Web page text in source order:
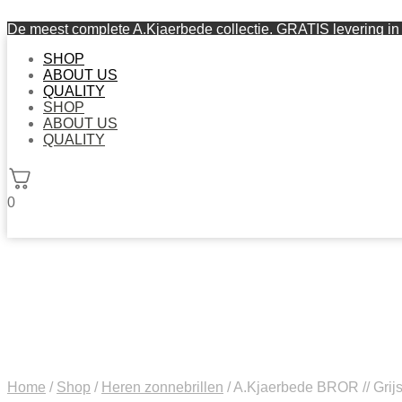
De meest complete A.Kjaerbede collectie. GRATIS levering
SHOP
ABOUT US
QUALITY
SHOP
ABOUT US
QUALITY
0
Home / Shop / Heren zonnebrillen /A.Kjaerbede BROR // Grijs